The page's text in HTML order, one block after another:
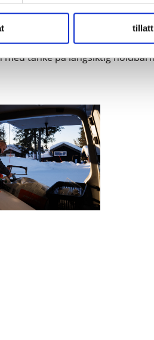
vann- og energisparende
som møter individuelle behov
og praksiser.
med tanke på langsiktig